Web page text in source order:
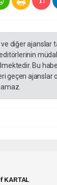
ve diğer ajanslar
Bu
geçen ajanslar
KARTAL